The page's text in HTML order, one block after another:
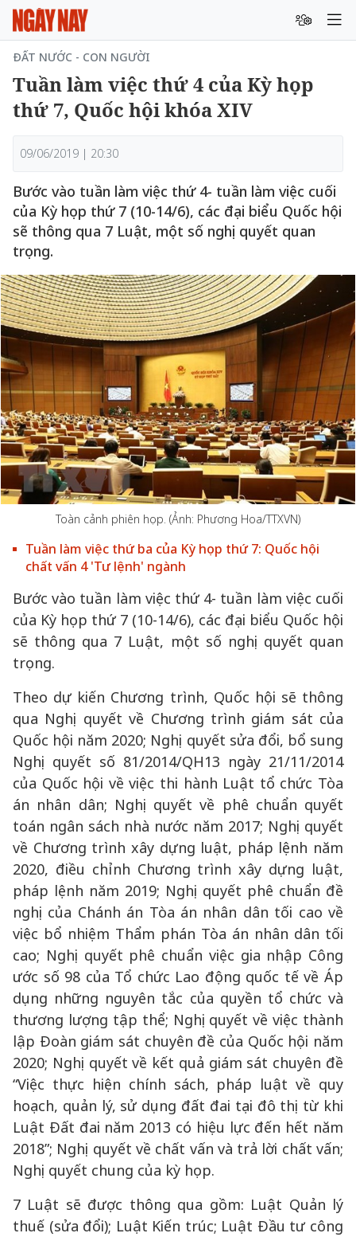
ĐẤT NƯỚC - CON NGƯỜI
Tuần làm việc thứ 4 của Kỳ họp
thứ 7, Quốc hội khóa XIV
09/06/2019 | 20:30
Bước vào tuần làm việc thứ 4- tuần làm việc cuối
của Kỳ họp thứ 7 (10-14/6), các đại biểu Quốc hội
sẽ thông qua 7 Luật, một số nghị quyết quan
trọng.
Toàn cảnh phiên họp. (Ảnh: Phương Hoa/TTXVN)
Tuần làm việc thứ ba của Kỳ họp thứ 7: Quốc hội
chất vấn 4 'Tư lệnh' ngành
Bước vào tuần làm việc thứ 4- tuần làm việc cuối
của Kỳ họp thứ 7 (10-14/6), các đại biểu Quốc hội
sẽ thông qua 7 Luật, một số nghị quyết quan
trọng.
Theo dự kiến Chương trình, Quốc hội sẽ thông
qua Nghị quyết về Chương trình giám sát của
Quốc hội năm 2020; Nghị quyết sửa đổi, bổ sung
Nghị quyết số 81/2014/QH13 ngày 21/11/2014
của Quốc hội về việc thi hành Luật tổ chức Tòa
án nhân dân; Nghị quyết về phê chuẩn quyết
toán ngân sách nhà nước năm 2017; Nghị quyết
về Chương trình xây dựng luật, pháp lệnh năm
2020, điều chỉnh Chương trình xây dựng luật,
pháp lệnh năm 2019; Nghị quyết phê chuẩn đề
nghị của Chánh án Tòa án nhân dân tối cao về
việc bổ nhiệm Thẩm phán Tòa án nhân dân tối
cao; Nghị quyết phê chuẩn việc gia nhập Công
ước số 98 của Tổ chức Lao động quốc tế về Áp
dụng những nguyên tắc của quyền tổ chức và
thương lượng tập thể; Nghị quyết về việc thành
lập Đoàn giám sát chuyên đề của Quốc hội năm
2020; Nghị quyết về kết quả giám sát chuyên đề
“Việc thực hiện chính sách, pháp luật về quy
hoạch, quản lý, sử dụng đất đai tại đô thị từ khi
Luật Đất đai năm 2013 có hiệu lực đến hết năm
2018”; Nghị quyết về chất vấn và trả lời chất vấn;
Nghị quyết chung của kỳ họp.
7 Luật sẽ được thông qua gồm: Luật Quản lý
thuế (sửa đổi); Luật Kiến trúc; Luật Đầu tư công